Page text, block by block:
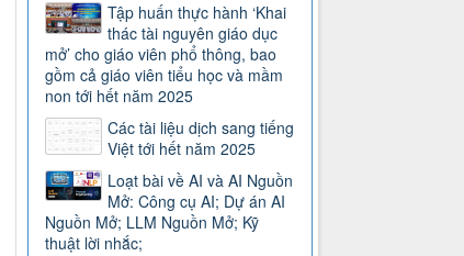
Tập huấn thực hành ‘Khai
thác tài nguyên giáo dục
mở’ cho giáo viên phổ thông, bao
gồm cả giáo viên tiểu học và mầm
non tới hết năm 2025
Các tài liệu dịch sang tiếng
Việt tới hết năm 2025
Loạt bài về AI và AI Nguồn
Mở: Công cụ AI; Dự án AI
Nguồn Mở; LLM Nguồn Mở; Kỹ
thuật lời nhắc;